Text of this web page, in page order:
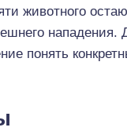
животного
нападения.
понять